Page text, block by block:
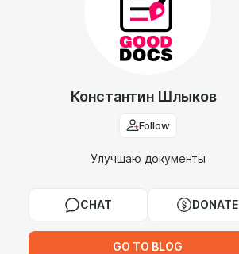
Константин Шлыков
Follow
Улучшаю документы
CHAT DONATE
GO TO BLOG